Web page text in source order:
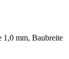
1,0 mm, Baubreite